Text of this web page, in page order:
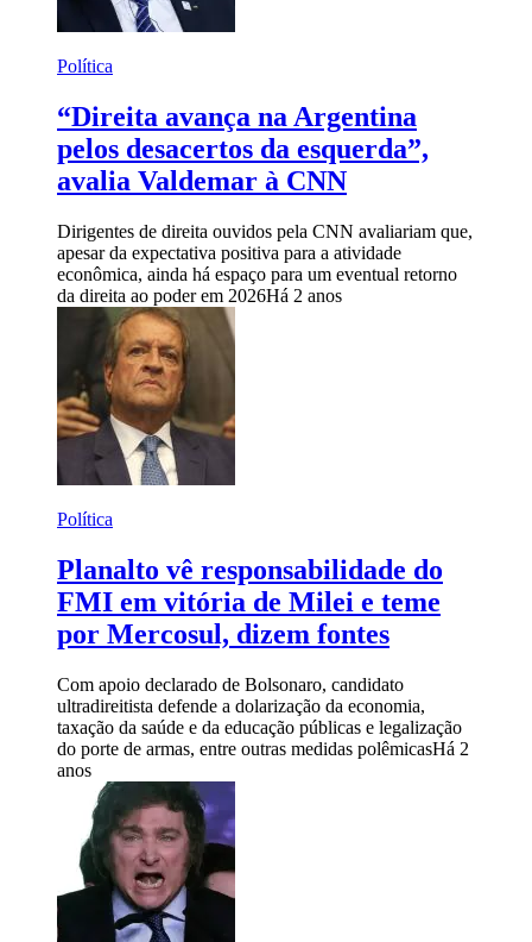
Política
“Direita avança na Argentina
pelos desacertos da esquerda”,
avalia Valdemar à CNN
Dirigentes de direita ouvidos pela CNN avaliariam que,
apesar da expectativa positiva para a atividade
econômica, ainda há espaço para um eventual retorno
da direita ao poder em 2026Há 2 anos
Política
Planalto vê responsabilidade do
FMI em vitória de Milei e teme
por Mercosul, dizem fontes
Com apoio declarado de Bolsonaro, candidato
ultradireitista defende a dolarização da economia,
taxação da saúde e da educação públicas e legalização
do porte de armas, entre outras medidas polêmicasHá 2
anos